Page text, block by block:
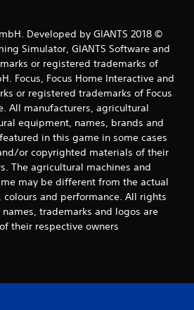
GmbH. Developed by GIANTS
Simulator, GIANTS Software and
or registered trademarks of
Focus, Focus Home Interactive and
or registered trademarks of Focus
All manufacturers, agricultural
equipment, names, brands and
in this game in some cases
or copyrighted materials of their
The agricultural machines and
may be different from the actual
colours and performance. All rights
trademarks and logos are
their respective owners.